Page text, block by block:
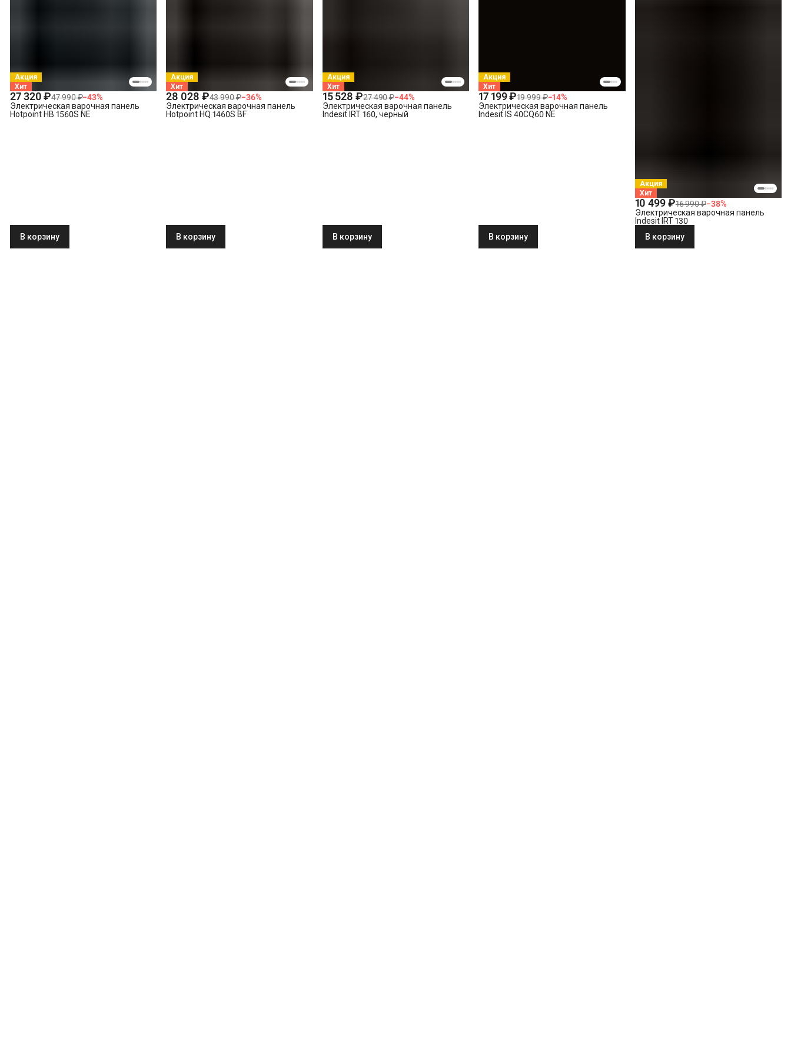
Акция
Хит
27 320 ₽47 990 ₽−43%
Электрическая варочная панель
Hotpoint HB 1560S NE
В корзину
Акция
Хит
28 028 ₽43 990 ₽−36%
Электрическая варочная панель
Hotpoint HQ 1460S BF
В корзину
Акция
Хит
15 528 ₽27 490 ₽−44%
Электрическая варочная панель
Indesit IRT 160, черный
В корзину
Акция
Хит
17 199 ₽19 999 ₽−14%
Электрическая варочная панель
Indesit IS 40CQ60 NE
В корзину
Акция
Хит
10 499 ₽16 990 ₽−38%
Электрическая варочная панель
Indesit IRT 130
В корзину